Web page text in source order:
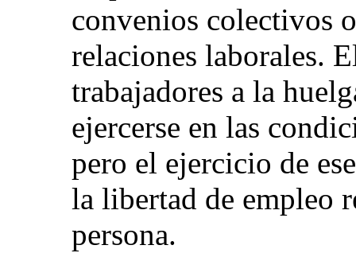
convenios colectivos
relaciones laborales.
trabajadores a la
ejercerse en las
pero el ejercicio de
la libertad de empleo
persona.